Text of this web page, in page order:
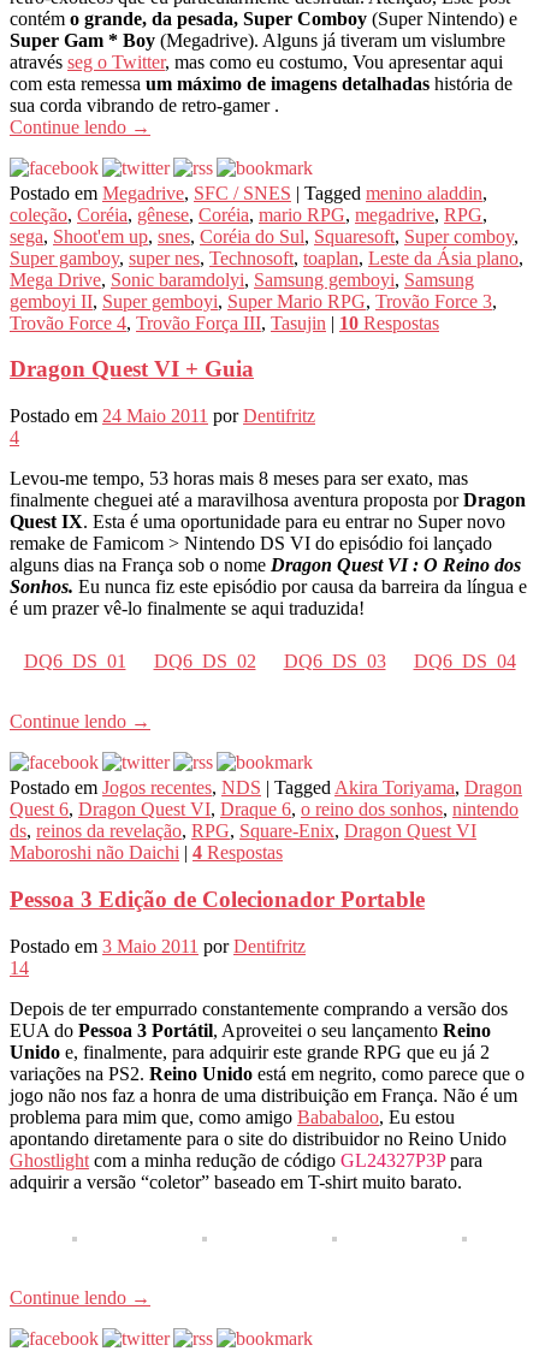
contém o grande, da pesada, Super Comboy (Super Nintendo) e
Super Gam * Boy (Megadrive). Alguns já tiveram um vislumbre
através seg o Twitter, mas como eu costumo, Vou apresentar aqui
com esta remessa um máximo de imagens detalhadas história de
sua corda vibrando de retro-gamer .
Continue lendo →
Postado em Megadrive, SFC / SNES | Tagged menino aladdin,
coleção, Coréia, gênese, Coréia, mario RPG, megadrive, RPG,
sega, Shoot'em up, snes, Coréia do Sul, Squaresoft, Super comboy,
Super gamboy, super nes, Technosoft, toaplan, Leste da Ásia plano,
Mega Drive, Sonic baramdolyi, Samsung gemboyi, Samsung
gemboyi II, Super gemboyi, Super Mario RPG, Trovão Force 3,
Trovão Force 4, Trovão Força III, Tasujin | 10 Respostas
Dragon Quest VI + Guia
Postado em 24 Maio 2011 porDentifritz
4
Levou-me tempo, 53 horas mais 8 meses para ser exato, mas
finalmente cheguei até a maravilhosa aventura proposta porDragon
Quest IX. Esta é uma oportunidade para eu entrar no Super novo
remake de Famicom > Nintendo DS VI do episódio foi lançado
alguns dias na França sob o nome Dragon Quest VI : O Reino dos
Sonhos. Eu nunca fiz este episódio por causa da barreira da língua e
é um prazer vê-lo finalmente se aqui traduzida!
DQ6_DS_01 DQ6_DS_02 DQ6_DS_03 DQ6_DS_04
Continue lendo →
Postado em Jogos recentes, NDS | Tagged Akira Toriyama, Dragon
Quest 6, Dragon Quest VI, Draque 6, o reino dos sonhos, nintendo
ds, reinos da revelação, RPG, Square-Enix, Dragon Quest VI
Maboroshi não Daichi | 4 Respostas
Pessoa 3 Edição de Colecionador Portable
Postado em 3 Maio 2011 porDentifritz
14
Depois de ter empurrado constantemente comprando a versão dos
EUA do Pessoa 3 Portátil, Aproveitei o seu lançamento Reino
Unido e, finalmente, para adquirir este grande RPG que eu já 2
variações na PS2. Reino Unido está em negrito, como parece que o
jogo não nos faz a honra de uma distribuição em França. Não é um
problema para mim que, como amigo Bababaloo, Eu estou
apontando diretamente para o site do distribuidor no Reino Unido
Ghostlight com a minha redução de código GL24327P3Ppara
adquirir a versão “coletor” baseado em T-shirt muito barato.
Continue lendo →